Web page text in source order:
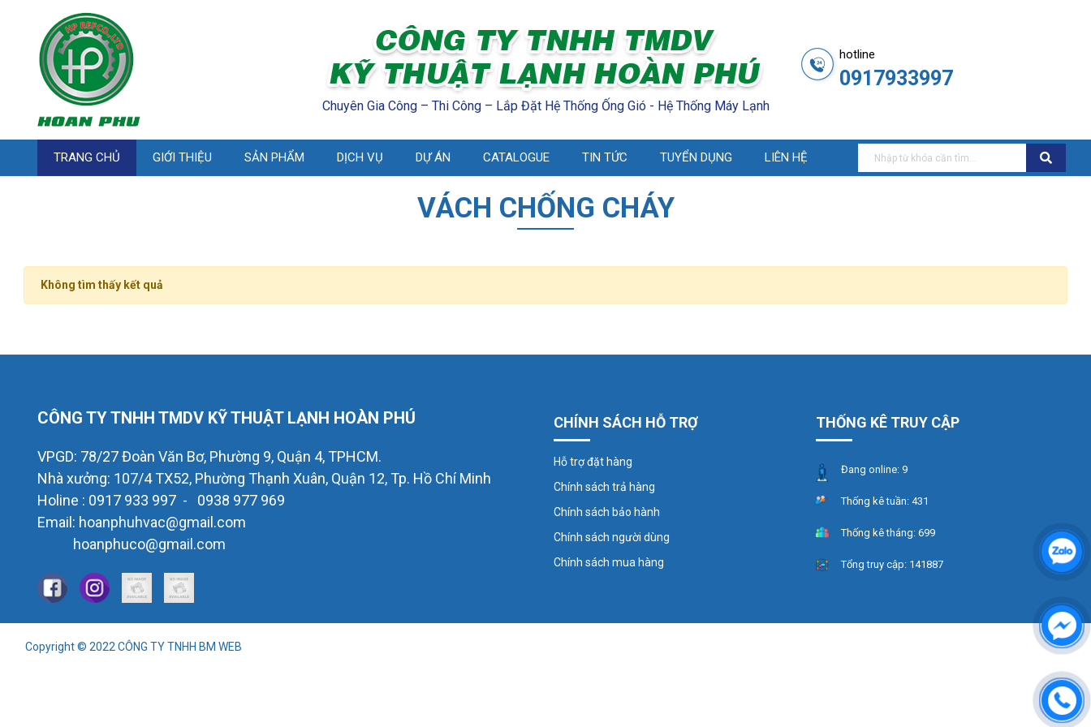
Chuyên Gia Công – Thi Công – Lắp Đặt Hệ Thống Ống Gió - Hệ Thống Máy Lạnh
hotline
0917933997
TRANG CHỦ GIỚI THIỆU SẢN PHẨM DỊCH VỤ DỰ ÁN CATALOGUE TIN TỨC TUYỂN DỤNG LIÊN HỆ
VÁCH CHỐNG CHÁY
Không tìm thấy kết quả
CÔNG TY TNHH TMDV KỸ THUẬT LẠNH HOÀN PHÚ
VPGD: 78/27 Đoàn Văn Bơ, Phường 9, Quận 4, TPHCM.
Nhà xưởng: 107/4 TX52, Phường Thạnh Xuân, Quận 12, Tp. Hồ Chí Minh
Holine : 0917 933 997 - 0938 977 969
Email: hoanphuhvac@gmail.com
hoanphuco@gmail.com
CHÍNH SÁCH HỖ TRỢ
Hỗ trợ đặt hàng
Chính sách trả hàng
Chính sách bảo hành
Chính sách người dùng
Chính sách mua hàng
THỐNG KÊ TRUY CẬP
Đang online: 9
Thống kê tuần:431
Thống kê tháng:699
Tổng truy cập: 141887
Copyright © 2022 CÔNG TY TNHH BM WEB